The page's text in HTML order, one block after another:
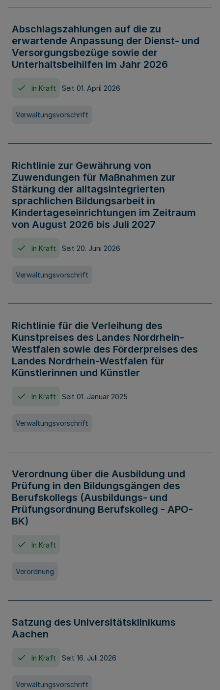
Abschlagszahlungen auf die zu
erwartende Anpassung der Dienst- und
Versorgungsbezüge sowie der
Unterhaltsbeihilfen im Jahr 2026
In Kraft Seit 01. April 2026
Verwaltungsvorschrift
Richtlinie zur Gewährung von
Zuwendungen für Maßnahmen zur
Stärkung der alltagsintegrierten
sprachlichen Bildungsarbeit in
Kindertageseinrichtungen im Zeitraum
von August 2026 bis Juli 2027
In Kraft Seit 20. Juni 2026
Verwaltungsvorschrift
Richtlinie für die Verleihung des
Kunstpreises des Landes Nordrhein-
Westfalen sowie des Förderpreises des
Landes Nordrhein-Westfalen für
Künstlerinnen und Künstler
In Kraft Seit 01. Januar 2025
Verwaltungsvorschrift
Verordnung über die Ausbildung und
Prüfung in den Bildungsgängen des
Berufskollegs (Ausbildungs- und
Prüfungsordnung Berufskolleg - APO-
BK)
In Kraft
Verordnung
Satzung des Universitätsklinikums
Aachen
In Kraft Seit 16. Juli 2026
Verwaltungsvorschrift